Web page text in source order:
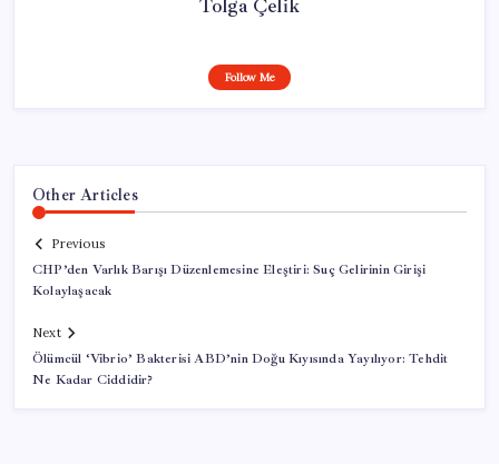
Tolga Çelik
Follow Me
Other Articles
Previous
CHP’den Varlık Barışı Düzenlemesine Eleştiri: Suç Gelirinin Girişi
Kolaylaşacak
Next
Ölümcül ‘Vibrio’ Bakterisi ABD’nin Doğu Kıyısında Yayılıyor: Tehdit
Ne Kadar Ciddidir?